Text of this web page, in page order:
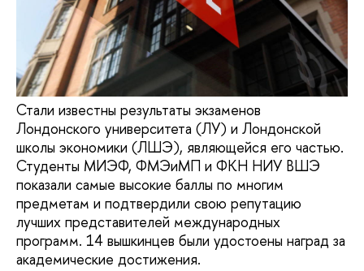
Стали известны результаты экзаменов
Лондонского университета (ЛУ) и Лондонской
школы экономики (ЛШЭ), являющейся его частью.
Студенты МИЭФ, ФМЭиМП и ФКН НИУ ВШЭ
показали самые высокие баллы по многим
предметам и подтвердили свою репутацию
лучших представителей международных
программ. 14 вышкинцев были удостоены наград за
академические достижения.